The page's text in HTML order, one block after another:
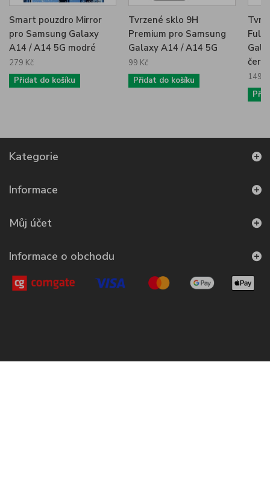
Smart pouzdro Mirror
pro Samsung Galaxy
A14 / A14 5G modré
279 Kč
Přidat do košíku
Tvrzené sklo 9H
Premium pro Samsung
Galaxy A14 / A14 5G
99 Kč
Přidat do košíku
Full
149
Kategorie
Informace
Můj účet
Informace o obchodu